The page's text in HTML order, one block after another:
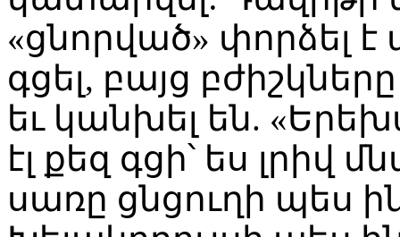
«ցնորված» փորձել
գցել, բայց
եւ կանխել են.
էլ քեզ գցի՝ ես լրիվ
սառը ցնցուղի պես